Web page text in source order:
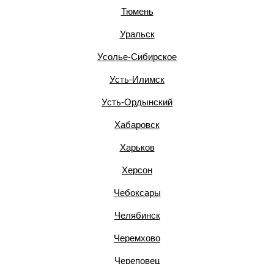
Тюмень
Уральск
Усолье-Сибирское
Усть-Илимск
Усть-Ордынский
Хабаровск
Харьков
Херсон
Чебоксары
Челябинск
Черемхово
Череповец